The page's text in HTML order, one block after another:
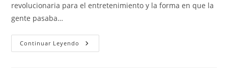
revolucionaria para el entretenimiento y la forma en que la
gente pasaba…
Continuar Leyendo Realidad
Virtual: